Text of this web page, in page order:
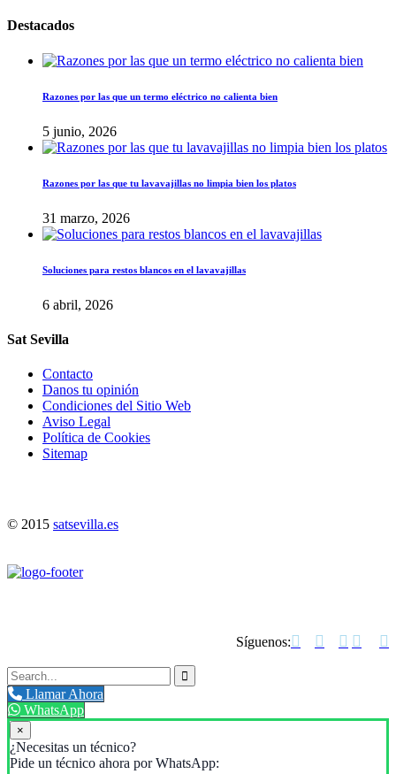
Destacados
Razones por las que un termo eléctrico no calienta bien
5 junio, 2026
Razones por las que tu lavavajillas no limpia bien los platos
31 marzo, 2026
Soluciones para restos blancos en el lavavajillas
6 abril, 2026
Sat Sevilla
Contacto
Danos tu opinión
Condiciones del Sitio Web
Aviso Legal
Política de Cookies
Sitemap
© 2015 satsevilla.es
Síguenos:    

Llamar Ahora
WhatsApp
×
¿Necesitas un técnico?
Pide un técnico ahora por WhatsApp: